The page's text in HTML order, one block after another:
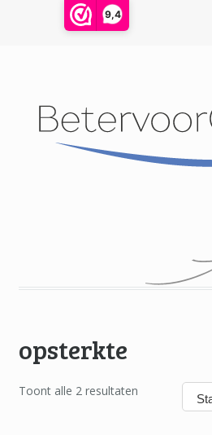
9,4
opsterkte
Toont alle 2 resultaten